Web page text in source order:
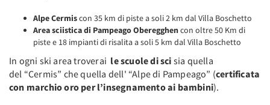
Alpe Cermiscon 35 km di piste a soli 2 km dal Villa Boschetto
Area sciistica di Pampeago Oberegghencon oltre 50 Km di
piste e 18 impianti di risalita a soli 5 km dal Villa Boschetto
In ogni ski area troverai le scuole di sci sia quella
del “Cermis” che quella dell' “Alpe di Pampeago” (certificata
con marchio oro per l’insegnamento ai bambini).